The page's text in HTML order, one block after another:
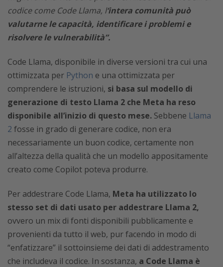
codice come Code Llama, l‘intera comunità può
valutarne le capacità, identificare i problemi e
risolvere le vulnerabilità”.
Code Llama, disponibile in diverse versioni tra cui una
ottimizzata per Python e una ottimizzata per
comprendere le istruzioni, si basa sul modello di
generazione di testo Llama 2 che Meta ha reso
disponibile all’inizio di questo mese. Sebbene Llama
2 fosse in grado di generare codice, non era
necessariamente un buon codice, certamente non
all’altezza della qualità che un modello appositamente
creato come Copilot poteva produrre.
Per addestrare Code Llama, Meta ha utilizzato lo
stesso set di dati usato per addestrare Llama 2,
ovvero un mix di fonti disponibili pubblicamente e
provenienti da tutto il web, pur facendo in modo di
“enfatizzare” il sottoinsieme dei dati di addestramento
che includeva il codice. In sostanza, a Code Llama è